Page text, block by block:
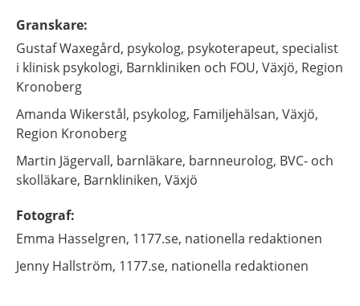
Granskare:
GustafWaxegård, psykolog, psykoterapeut, specialist
i klinisk psykologi, Barnkliniken och FOU, Växjö, Region
Kronoberg
Amanda Wikerstål, psykolog, Familjehälsan, Växjö,
Region Kronoberg
Martin Jägervall, barnläkare, barnneurolog, BVC- och
skolläkare, Barnkliniken, Växjö
Fotograf:
Emma Hasselgren, 1177.se, nationella redaktionen
Jenny Hallström, 1177.se, nationella redaktionen